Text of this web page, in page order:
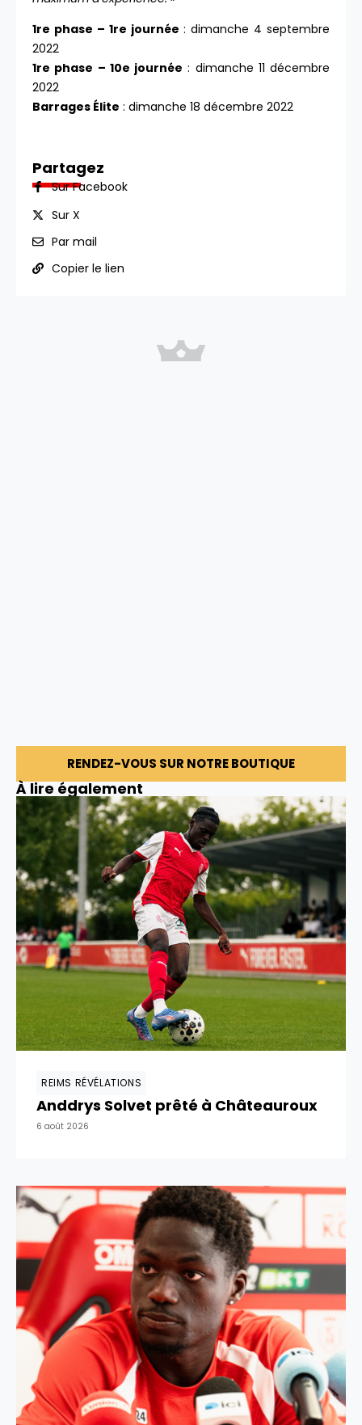
1re phase – 1re journée : dimanche 4 septembre
2022
1re phase – 10e journée : dimanche 11 décembre
2022
Barrages Élite : dimanche 18 décembre 2022
Partagez
Sur Facebook
Sur X
Par mail
Copier le lien
RENDEZ-VOUS SUR NOTRE BOUTIQUE
À lire également
REIMS RÉVÉLATIONS
Anddrys Solvet prêté à Châteauroux
6 août 2026